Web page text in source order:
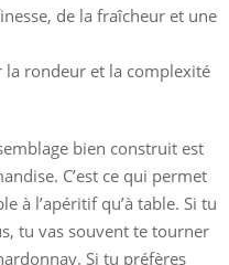
de la fraîcheur et une
la rondeur et la complexité
bien construit est
C’est ce qui permet
à l’apéritif qu’à table. Si tu
tu vas souvent te tourner
Si tu préfères